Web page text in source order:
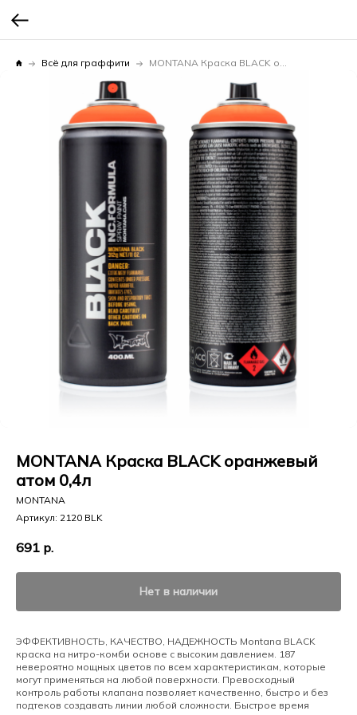
Всё для граффити MONTANA Краска BLACK оранжевый атом 0,4л
MONTANA Краска BLACK оранжевый
атом 0,4л
MONTANA
Артикул: 2120 BLK
691 р.
Нет в наличии
ЭФФЕКТИВНОСТЬ, КАЧЕСТВО, НАДЕЖНОСТЬ Montana BLACK
краска на нитро-комби основе с высоким давлением. 187
невероятно мощных цветов по всем характеристикам, которые
могут применяться на любой поверхности. Превосходный
контроль работы клапана позволяет качественно, быстро и без
подтеков создавать линии любой сложности. Быстрое время